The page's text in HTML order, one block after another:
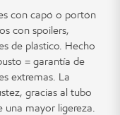
con capó o portón
con spoilers,
de plástico. Hecho
= garantía de
extremas. La
gracias al tubo
una mayor ligereza.